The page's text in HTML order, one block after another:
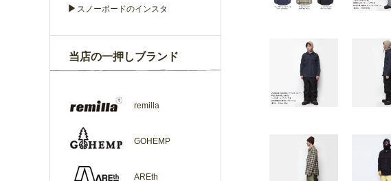
▶ スノーボードのインスタ
当店の一押しブランド
remilla
GOHEMP
AREth